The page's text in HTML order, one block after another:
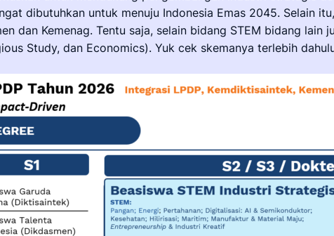
dibutuhkan untuk menuju Indonesia Emas 2045. Selain
dan Kemenag. Tentu saja, selain bidang STEM bidang
Study, dan Economics). Yuk cek skemanya terlebih